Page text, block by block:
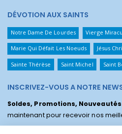
DÉVOTION AUX SAINTS
Notre Dame De Lourdes Vierge
Marie Qui Défait Les Noeuds Jésus
Sainte Thérèse Saint Michel Saint
INSCRIVEZ-VOUS A NOTRE
Soldes, Promotions, Nouveautés
maintenant pour recevoir nos